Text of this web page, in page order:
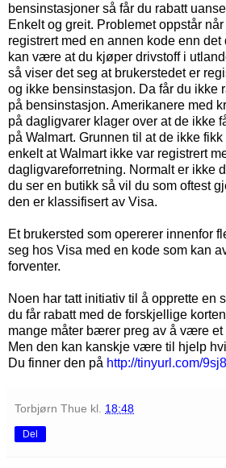
bensinstasjoner så får du rabatt
Enkelt og greit. Problemet oppstår
registrert med en annen kode enn det
kan være at du kjøper drivstoff i
så viser det seg at brukerstedet er
og ikke bensinstasjon. Da får du ikke
på bensinstasjon. Amerikanere med
på dagligvarer klager over at de ikke
på Walmart. Grunnen til at de ikke
enkelt at Walmart ikke var registrert
dagligvareforretning. Normalt er ikke
du ser en butikk så vil du som oftest
den er klassifisert av Visa.
Et brukersted som opererer innenfor
seg hos Visa med en kode som kan
forventer.
Noen har tatt initiativ til å opprette en
du får rabatt med de forskjellige
mange måter bærer preg av å være et
Men den kan kanskje være til hjelp
Du finner den på http://tinyurl.com/
Torbjørn Thue kl. 18:48
Del